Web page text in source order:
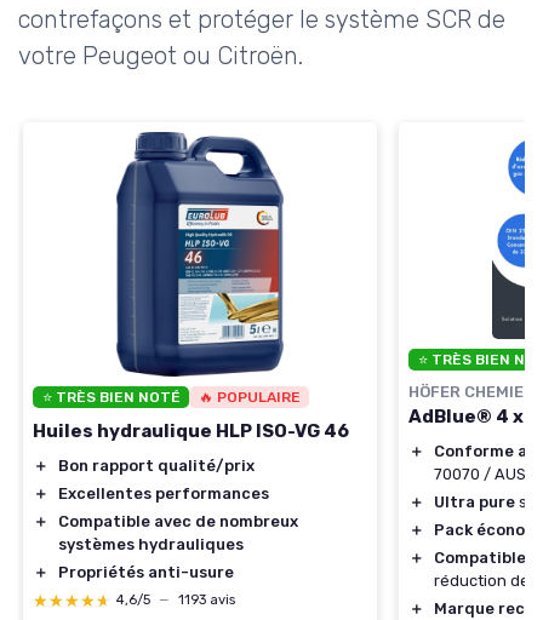
contrefaçons et protéger le système SCR de
votre Peugeot ou Citroën.
⭐ TRÈS BIEN NOTÉ 🔥 POPULAIRE
Huiles hydraulique HLP ISO-VG 46
＋
Bon rapport qualité/prix
＋
Excellentes performances
＋
Compatible avec de nombreux
systèmes hydrauliques
＋
Propriétés anti-usure
★★★★★
★★★★★ 4,6/5 — 1193 avis
⭐ TRÈS BIEN
HÖFER CHEMIE
AdBlue® 4 x
＋
Conforme
70070 /
＋
Ultra pure
＋
Pack
＋
Compatible
réduction des
＋
Marque